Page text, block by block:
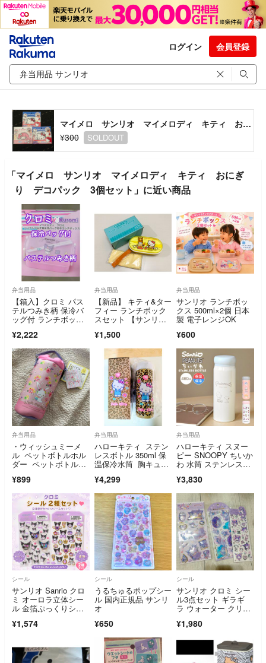
ログイン 会員登録
マイメロ サンリオ マイメロディ キティ おにぎり デコパック 3個セット
¥300
SOLDOUT
「マイメロ サンリオ マイメロディ キティ おにぎ
り デコパック 3個セット」に近い商品
弁当用品
【箱入】クロミ パス
テルつみき柄 保冷バ
ッグ付 ランチボック
¥2,222
弁当用品
【新品】 キティ&ター
フィー ランチボック
スセット 【サンリ
¥1,500
弁当用品
サンリオ ランチボッ
クス 500ml×2個 日本
製 電子レンジOK
¥600
弁当用品
・ウィッシュミーメ
ル ペットボトルホル
ダー ペットボトルカ
提げ サンリオ sanri
o うさぎ ピンク 女
の子
¥899
弁当用品
ハローキティ ステン
レスボトル 350ml 保
温保冷水筒 胸キュン
¥4,299
弁当用品
ハローキティ スヌー
ピー SNOOPY ちいか
わ 水筒 ステンレスボ
オ 直飲み ステンレ
ス 保冷 保温 真空断
熱 女性 女の子 男の
子 大人 子供 かわい
い キャラクター 軽
量 OSK コンパクト
¥3,830
シール
サンリオ Sanrio クロ
ミ オーロラ立体シー
ル 金箔ぷっくりシー
¥1,574
シール
うるちゅるポップシー
ル 国内正規品 サンリ
オ
¥650
シール
サンリオ クロミ シー
ル3点セット ギラギ
ラ ウォーター クリ
¥1,980